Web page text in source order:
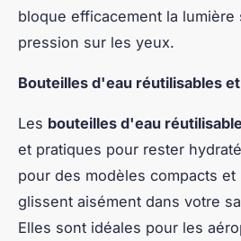
bloque efficacement la lumière
pression sur les yeux.
Bouteilles d'eau réutilisables
Les bouteilles d'eau
et pratiques pour rester
pour des modèles compacts et
glissent aisément dans votre
Elles sont idéales pour les